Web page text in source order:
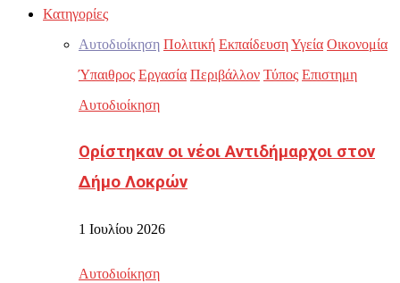
Κατηγορίες
Αυτοδιοίκηση Πολιτική ΕκπαίδευσηΥγεία Οικονομία
Ύπαιθρος Εργασία Περιβάλλον Τύπος Επιστημη
Αυτοδιοίκηση
Ορίστηκαν οι νέοι Αντιδήμαρχοι στον
Δήμο Λοκρών
1 Ιουλίου 2026
Αυτοδιοίκηση